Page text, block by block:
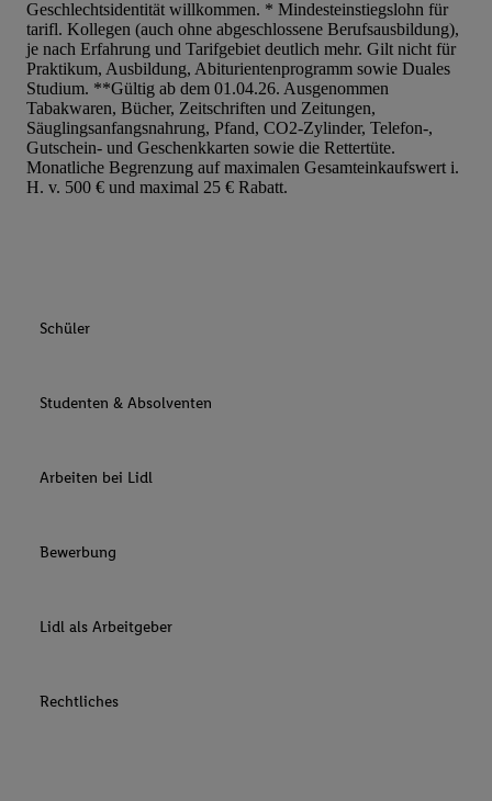
Geschlechtsidentität willkommen. * Mindesteinstiegslohn für
tarifl. Kollegen (auch ohne abgeschlossene Berufsausbildung),
je nach Erfahrung und Tarifgebiet deutlich mehr. Gilt nicht für
Praktikum, Ausbildung, Abiturientenprogramm sowie Duales
Studium. **Gültig ab dem 01.04.26. Ausgenommen
Tabakwaren, Bücher, Zeitschriften und Zeitungen,
Säuglingsanfangsnahrung, Pfand, CO2-Zylinder, Telefon-,
Gutschein- und Geschenkkarten sowie die Rettertüte.
Monatliche Begrenzung auf maximalen Gesamteinkaufswert i.
H. v. 500 € und maximal 25 € Rabatt.
Schüler
Studenten & Absolventen
Arbeiten bei Lidl
Bewerbung
Lidl als Arbeitgeber
Rechtliches
Liste der Partner (Lieferanten)